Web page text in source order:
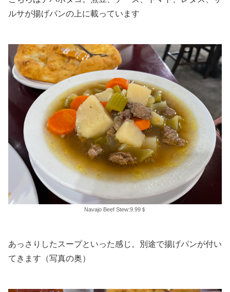
ルサが揚げパンの上に載っています
Navajo Beef Stew:9.99＄
あっさりしたスープといった感じ。別途で揚げパンが付い
てきます（写真の奥）